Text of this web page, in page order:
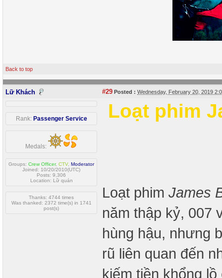
Back to top
Lữ Khách #29 Posted : Wednesday, February 20, 2019
Rank: Passenger Service
Medals:
Groups: Crew Officer, CTV, Moderator
Joined: 10/20/2010(UTC)
Posts: 9,306
Location: Lữ quán
Thanks: 4744 times
Was thanked: 2372 time(s) in 1741
post(s)
Loạt phim
Loạt phim James
năm thập kỷ, 007
hùng hậu, nhưng
rũ liên quan đến
kiếm tiền khổng